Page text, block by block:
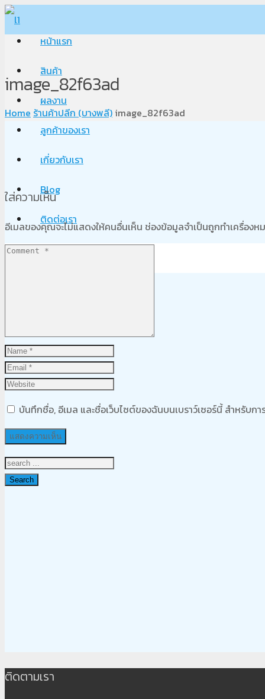
หน้าแรก
สินค้า
ผลงาน
ลูกค้าของเรา
เกี่ยวกับเรา
Blog
ติดต่อเรา
image_82f63ad
Home ร้านค้าปลีก (บางพลี) image_82f63ad
ใส่ความเห็น
อีเมลของคุณจะไม่แสดงให้คนอื่นเห็น ช่องข้อมูลจำเป็นถูกทำเครื่องห
บันทึกชื่อ, อีเมล และชื่อเว็บไซต์ของฉันบนเบราว์เซอร์นี้ สำหรับก
Search
ติดตามเรา